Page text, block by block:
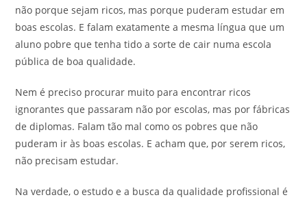
não porque sejam ricos, mas porque puderam estudar em
boas escolas. E falam exatamente a mesma língua que um
aluno pobre que tenha tido a sorte de cair numa escola
pública de boa qualidade.
Nem é preciso procurar muito para encontrar ricos
ignorantes que passaram não por escolas, mas por fábricas
de diplomas. Falam tão mal como os pobres que não
puderam ir às boas escolas. E acham que, por serem ricos,
não precisam estudar.
Na verdade, o estudo e a busca da qualidade profissional é